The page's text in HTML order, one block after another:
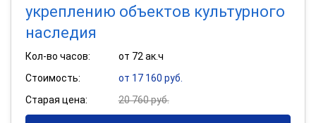
укреплению объектов культурного
наследия
Кол-во часов:
от 72 ак.ч
Стоимость:
от 17 160 руб.
Старая цена:
20 760 руб.